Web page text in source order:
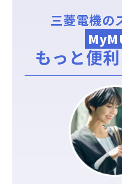
三菱電機の
もっと便